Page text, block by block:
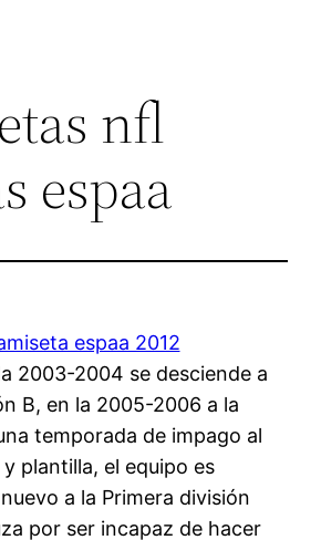
nfl
espaa
2003-2004 se desciende a
B, en la 2005-2006 a la
temporada de impago al
plantilla, el equipo es
a la Primera división
por ser incapaz de hacer